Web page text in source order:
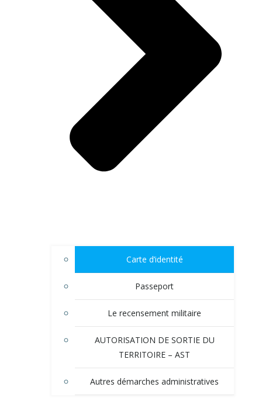
Carte d’identité
Passeport
Le recensement militaire
AUTORISATION DE SORTIE DU
TERRITOIRE – AST
Autres démarches administratives